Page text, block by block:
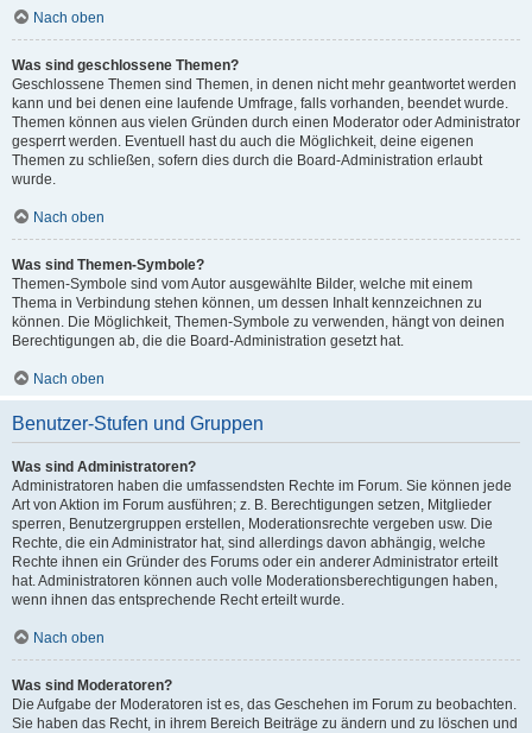
Nach oben
Was sind geschlossene Themen?
Geschlossene Themen sind Themen, in denen nicht mehr geantwortet werden
kann und bei denen eine laufende Umfrage, falls vorhanden, beendet wurde.
Themen können aus vielen Gründen durch einen Moderator oder Administrator
gesperrt werden. Eventuell hast du auch die Möglichkeit, deine eigenen
Themen zu schließen, sofern dies durch die Board-Administration erlaubt
wurde.
Nach oben
Was sind Themen-Symbole?
Themen-Symbole sind vom Autor ausgewählte Bilder, welche mit einem
Thema in Verbindung stehen können, um dessen Inhalt kennzeichnen zu
können. Die Möglichkeit, Themen-Symbole zu verwenden, hängt von deinen
Berechtigungen ab, die die Board-Administration gesetzt hat.
Nach oben
Benutzer-Stufen und Gruppen
Was sind Administratoren?
Administratoren haben die umfassendsten Rechte im Forum. Sie können jede
Art von Aktion im Forum ausführen; z. B. Berechtigungen setzen, Mitglieder
sperren, Benutzergruppen erstellen, Moderationsrechte vergeben usw. Die
Rechte, die ein Administrator hat, sind allerdings davon abhängig, welche
Rechte ihnen ein Gründer des Forums oder ein anderer Administrator erteilt
hat. Administratoren können auch volle Moderationsberechtigungen haben,
wenn ihnen das entsprechende Recht erteilt wurde.
Nach oben
Was sind Moderatoren?
Die Aufgabe der Moderatoren ist es, das Geschehen im Forum zu beobachten.
Sie haben das Recht, in ihrem Bereich Beiträge zu ändern und zu löschen und